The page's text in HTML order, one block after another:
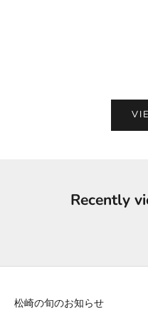
Recently
松崎の旬のお知らせ